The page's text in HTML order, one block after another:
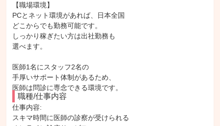
【職場環境】
PCとネット環境があれば、日本全国
どこからでも勤務可能です。
しっかり稼ぎたい方は出社勤務も
選べます。
医師1名にスタッフ2名の
手厚いサポート体制があるため、
医師は問診に専念できる環境です。
職種/仕事内容
仕事内容:
スキマ時間に医師の診察が受けられる